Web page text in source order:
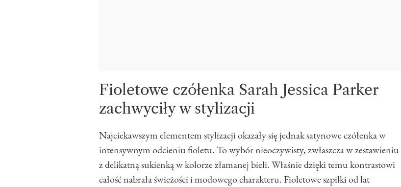
Fioletowe czółenka Sarah Jessica Parker
zachwyciły w stylizacji
Najciekawszym elementem stylizacji okazały się jednak satynowe czółenka w
intensywnym odcieniu fioletu. To wybór nieoczywisty, zwłaszcza w zestawieniu
z delikatną sukienką w kolorze złamanej bieli. Właśnie dzięki temu kontrastowi
całość nabrała świeżości i modowego charakteru. Fioletowe szpilki od lat